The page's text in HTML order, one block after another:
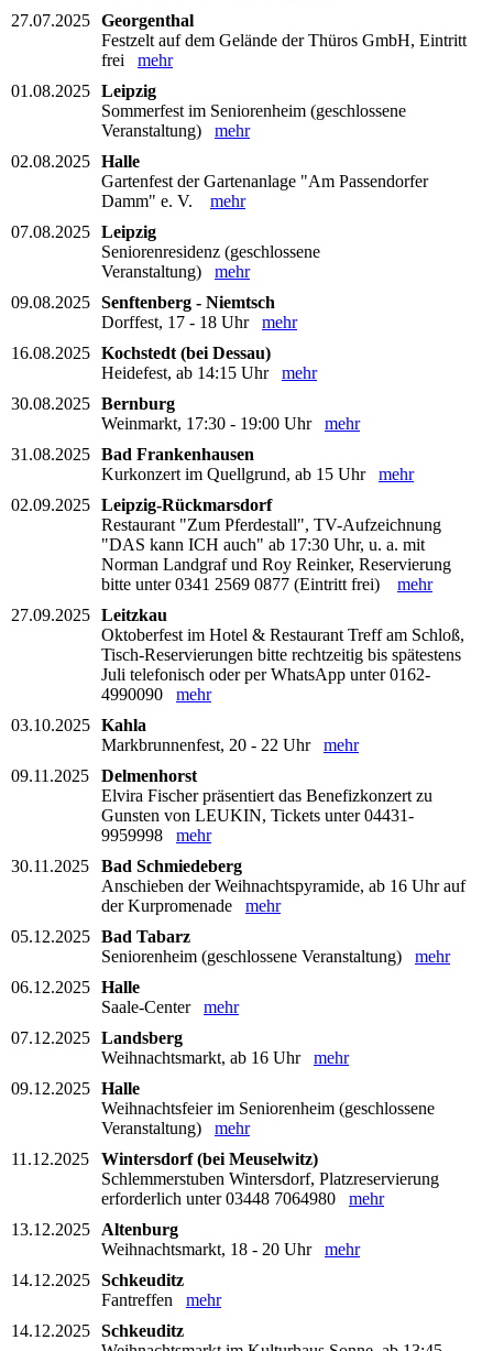
27.07.2025 Georgenthal
Festzelt auf dem Gelände der Thüros GmbH, Eintritt
frei mehr
01.08.2025 Leipzig
Sommerfest im Seniorenheim (geschlossene
Veranstaltung) mehr
02.08.2025 Halle
Gartenfest der Gartenanlage "Am Passendorfer
Damm" e. V. mehr
07.08.2025 Leipzig
Seniorenresidenz (geschlossene
Veranstaltung) mehr
09.08.2025 Senftenberg - Niemtsch
Dorffest, 17 - 18 Uhr mehr
16.08.2025 Kochstedt (bei Dessau)
Heidefest, ab 14:15 Uhr mehr
30.08.2025 Bernburg
Weinmarkt, 17:30 - 19:00 Uhr mehr
31.08.2025 Bad Frankenhausen
Kurkonzert im Quellgrund, ab 15 Uhr mehr
02.09.2025 Leipzig-Rückmarsdorf
Restaurant "Zum Pferdestall", TV-Aufzeichnung
"DAS kann ICH auch" ab 17:30 Uhr, u. a. mit
Norman Landgraf und Roy Reinker, Reservierung
bitte unter 0341 2569 0877 (Eintritt frei) mehr
27.09.2025 Leitzkau
Oktoberfest im Hotel & Restaurant Treff am Schloß,
Tisch-Reservierungen bitte rechtzeitig bis spätestens
Juli telefonisch oder per WhatsApp unter 0162-
4990090 mehr
03.10.2025 Kahla
Markbrunnenfest, 20 - 22 Uhr mehr
09.11.2025
Delmenhorst
Elvira Fischer präsentiert das Benefizkonzert zu
Gunsten von LEUKIN, Tickets unter 04431-
9959998 mehr
30.11.2025
Bad Schmiedeberg
Anschieben der Weihnachtspyramide, ab 16 Uhr auf
der Kurpromenade mehr
05.12.2025 Bad Tabarz
Seniorenheim (geschlossene Veranstaltung) mehr
06.12.2025 Halle
Saale-Center mehr
07.12.2025 Landsberg
Weihnachtsmarkt, ab 16 Uhr mehr
09.12.2025 Halle
Weihnachtsfeier im Seniorenheim (geschlossene
Veranstaltung) mehr
11.12.2025
Wintersdorf (bei Meuselwitz)
Schlemmerstuben Wintersdorf, Platzreservierung
erforderlich unter 03448 7064980 mehr
13.12.2025
Altenburg
Weihnachtsmarkt, 18 - 20 Uhr mehr
14.12.2025 Schkeuditz
Fantreffen mehr
14.12.2025 Schkeuditz